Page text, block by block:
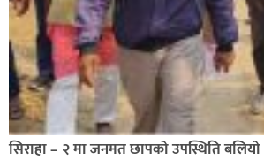
सिराहा – २ मा जनमत छापको उपस्थिति